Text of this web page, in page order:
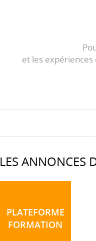
et les expériences
LES ANNONCES
PLATEFORME
FORMATION